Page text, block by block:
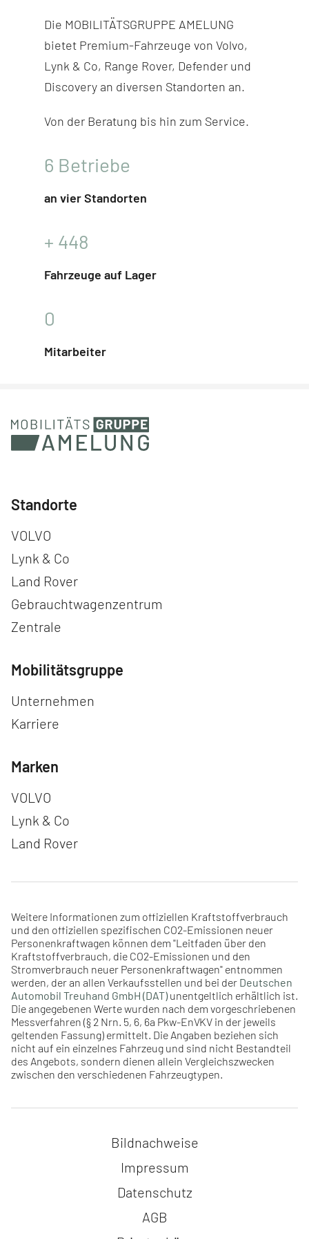
Die MOBILITÄTSGRUPPE AMELUNG
bietet Premium-Fahr­zeuge von Volvo,
Lynk & Co, Range Rover, Defender und
Discovery an diversen Stand­orten an.
Von der Beratung bis hin zum Service.
6 Betriebe
an vier Standorten
+ 448
Fahrzeuge auf Lager
0
Mitarbeiter
Standorte
Navigation überspringen
VOLVO
Lynk & Co
Land Rover
Gebrauchtwagenzentrum
Zentrale
Mobilitätsgruppe
Navigation überspringen
Unternehmen
Karriere
Marken
Navigation überspringen
VOLVO
Lynk & Co
Land Rover
Weitere Informationen zum offiziellen Kraftstoffverbrauch
und den offiziellen spezifischen CO2-Emissionen neuer
Personenkraftwagen können dem "Leitfaden über den
Kraftstoffverbrauch, die CO2-Emissionen und den
Stromverbrauch neuer Personenkraftwagen" entnommen
werden, der an allen Verkaufsstellen und bei der Deutschen
Automobil Treuhand GmbH (DAT)unentgeltlich erhältlich ist.
Die angegebenen Werte wurden nach dem vorgeschriebenen
Messverfahren (§ 2 Nrn. 5, 6, 6a Pkw-EnVKV in der jeweils
geltenden Fassung) ermittelt. Die Angaben beziehen sich
nicht auf ein einzelnes Fahrzeug und sind nicht Bestandteil
des Angebots, sondern dienen allein Vergleichszwecken
zwischen den verschiedenen Fahrzeugtypen.
Navigation überspringen
Bildnachweise
Impressum
Datenschutz
AGB